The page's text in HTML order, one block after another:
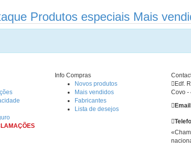
Produtos especiais Mais
Info Compras
Novos produtos
Mais vendidos
Fabricantes
Lista de desejos
Edf.
Covo -